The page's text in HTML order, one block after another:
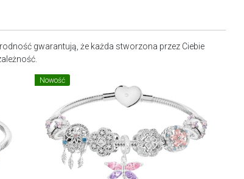
gwarantują, że każda stworzona przez Ciebie
Nowość